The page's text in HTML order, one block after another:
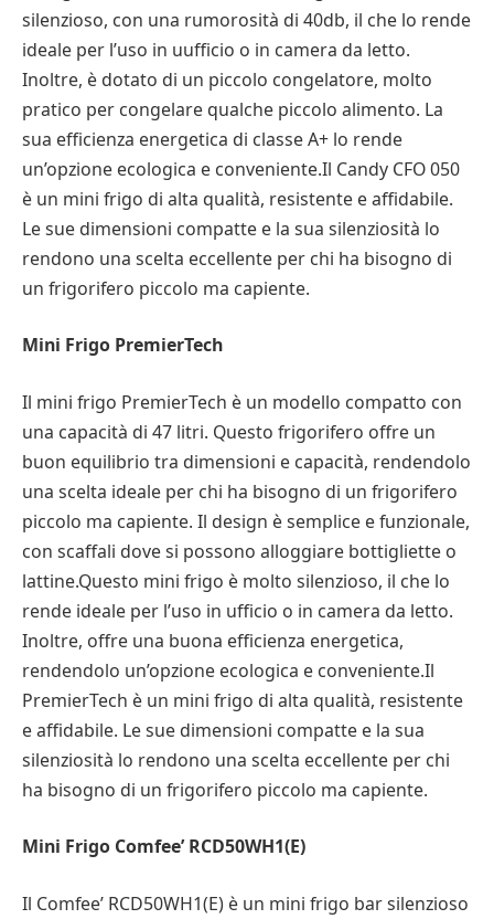
silenzioso, con una rumorosità di 40db, il che lo rende
ideale per l’uso in uufficio o in camera da letto.
Inoltre, è dotato di un piccolo congelatore, molto
pratico per congelare qualche piccolo alimento. La
sua efficienza energetica di classe A+ lo rende
un’opzione ecologica e conveniente.Il Candy CFO 050
è un mini frigo di alta qualità, resistente e affidabile.
Le sue dimensioni compatte e la sua silenziosità lo
rendono una scelta eccellente per chi ha bisogno di
un frigorifero piccolo ma capiente.
Mini Frigo PremierTech
Il mini frigo PremierTech è un modello compatto con
una capacità di 47 litri. Questo frigorifero offre un
buon equilibrio tra dimensioni e capacità, rendendolo
una scelta ideale per chi ha bisogno di un frigorifero
piccolo ma capiente. Il design è semplice e funzionale,
con scaffali dove si possono alloggiare bottigliette o
lattine.Questo mini frigo è molto silenzioso, il che lo
rende ideale per l’uso in ufficio o in camera da letto.
Inoltre, offre una buona efficienza energetica,
rendendolo un’opzione ecologica e conveniente.Il
PremierTech è un mini frigo di alta qualità, resistente
e affidabile. Le sue dimensioni compatte e la sua
silenziosità lo rendono una scelta eccellente per chi
ha bisogno di un frigorifero piccolo ma capiente.
Mini Frigo Comfee’ RCD50WH1(E)
Il Comfee’ RCD50WH1(E) è un mini frigo bar silenzioso